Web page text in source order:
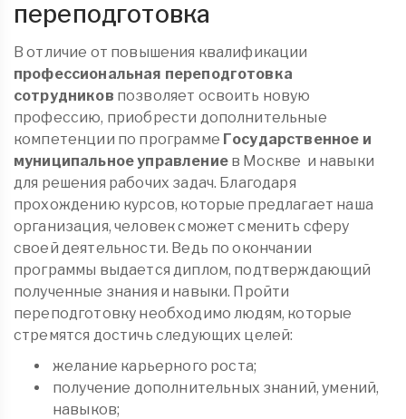
переподготовка
В отличие от повышения квалификации
профессиональная переподготовка
сотрудников позволяет освоить новую
профессию, приобрести дополнительные
компетенции по программе Государственное и
муниципальное управлениев Москве и навыки
для решения рабочих задач. Благодаря
прохождению курсов, которые предлагает наша
организация, человек сможет сменить сферу
своей деятельности. Ведь по окончании
программы выдается диплом, подтверждающий
полученные знания и навыки. Пройти
переподготовку необходимо людям, которые
стремятся достичь следующих целей:
желание карьерного роста;
получение дополнительных знаний, умений,
навыков;